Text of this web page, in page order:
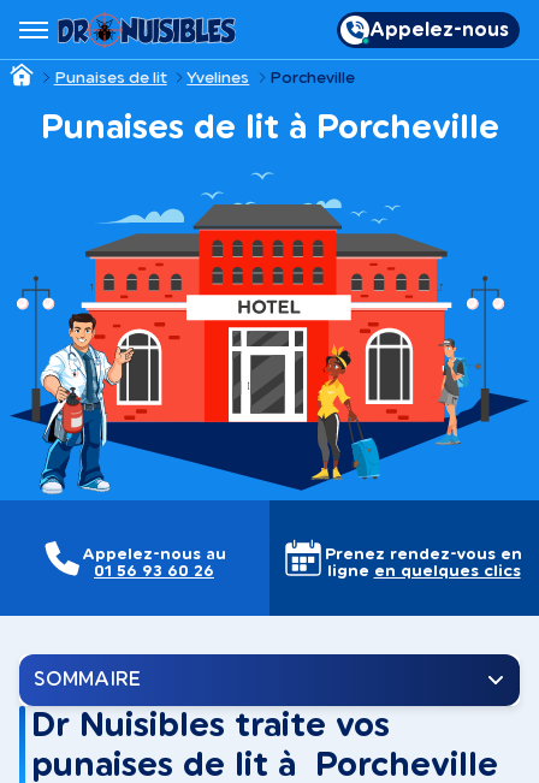
Appelez-nous
Punaises de lit Yvelines Porcheville
Punaises de lit à Porcheville
Appelez-nous au
01 56 93 60 26
Prenez rendez-vous en
ligne en quelques clics
SOMMAIRE
Dr Nuisibles traite vos
punaises de lit à Porcheville